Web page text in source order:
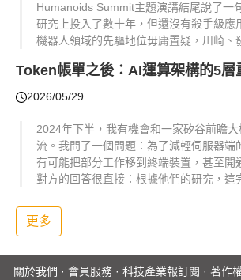
Humanoids Summit主題演講結尾說了一
研究上投入了數十年，但還沒有殺手級應
機器人領域的先驅地位毋庸置疑，川崎、
Token帳單之後：AI運算架構的5層
2026/05/29
2024年下半，我有機會和一家矽谷前瞻
流。我問了一個問題：為了減輕伺服器端
有可能把部分工作移到終端裝置，甚至開
對方的回答很直接：根據他們的研究，這
更多
關於我們 · 會員服務· 科技產業報訂閱 · 著作